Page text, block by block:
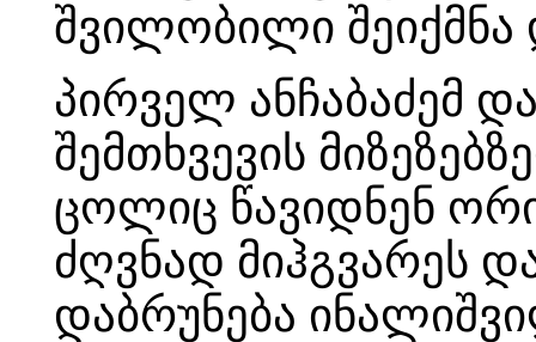
შვილობილი
პირველ ანჩაბაძემ
შემთხვევის
ცოლიც წავიდნენ
ძღვნად მიჰგვარეს
დაბრუნება